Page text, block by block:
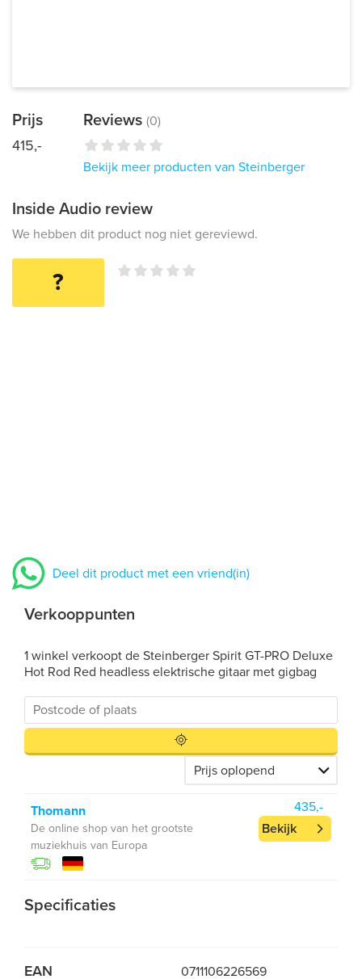
Prijs
415,-
Reviews (0)
Bekijk meer producten van Steinberger
Inside Audio review
We hebben dit product nog niet gereviewd.
?
Deel dit product met een vriend(in)
Verkooppunten
1 winkel verkoopt de Steinberger Spirit GT-PRO Deluxe
Hot Rod Red headless elektrische gitaar met gigbag
Thomann
De online shop van het grootste
muziekhuis van Europa
435,-
Bekijk
Specificaties
EAN 0711106226569